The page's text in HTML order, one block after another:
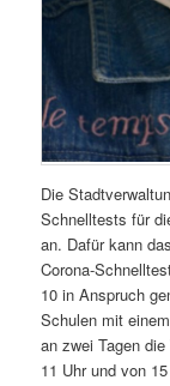
Die
Schnelltests für
an. Dafür kann
Corona-
10 in Anspruch
Schulen mit
an zwei Tagen
11 Uhr und von